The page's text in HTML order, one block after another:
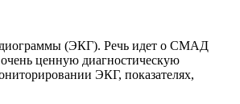
(ЭКГ). Речь идет о СМАД
ценную диагностическую
ЭКГ, показателях,